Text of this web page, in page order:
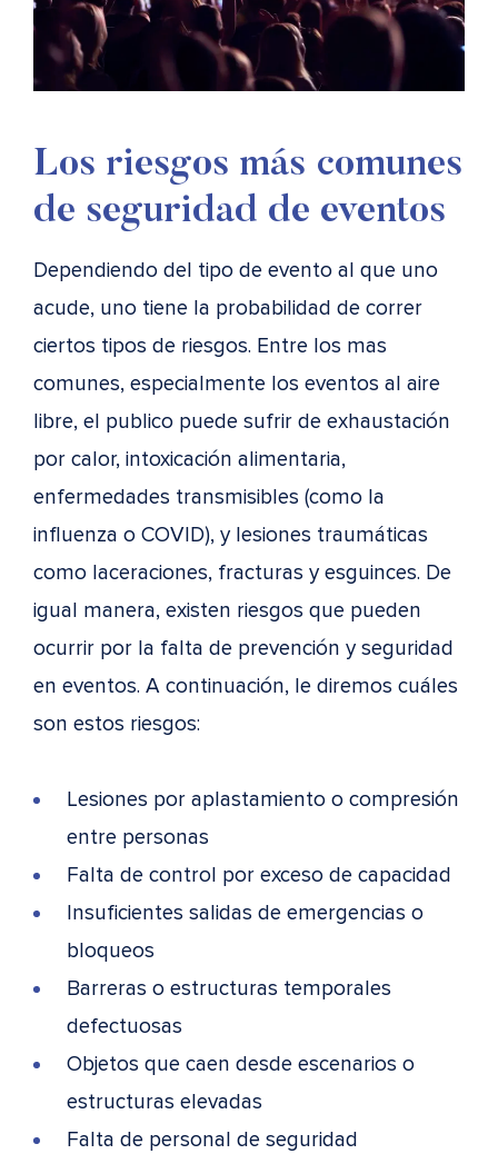
Los riesgos más comunes
de seguridad de eventos
Dependiendo del tipo de evento al que uno
acude, uno tiene la probabilidad de correr
ciertos tipos de riesgos. Entre los mas
comunes, especialmente los eventos al aire
libre, el publico puede sufrir de exhaustación
por calor, intoxicación alimentaria,
enfermedades transmisibles (como la
influenza o COVID), y lesiones traumáticas
como laceraciones, fracturas y esguinces. De
igual manera, existen riesgos que pueden
ocurrir por la falta de prevención y seguridad
en eventos. A continuación, le diremos cuáles
son estos riesgos:
Lesiones por aplastamiento o compresión
entre personas
Falta de control por exceso de capacidad
Insuficientes salidas de emergencias o
bloqueos
Barreras o estructuras temporales
defectuosas
Objetos que caen desde escenarios o
estructuras elevadas
Falta de personal de seguridad